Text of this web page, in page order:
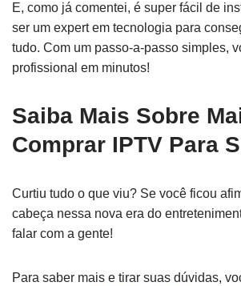
E, como já comentei, é super fácil de
ser um expert em tecnologia para
tudo. Com um passo-a-passo simples,
profissional em minutos!
Saiba Mais Sobre
Comprar IPTV Para
Curtiu tudo o que viu? Se você ficou
cabeça nessa nova era do
falar com a gente!
Para saber mais e tirar suas dúvidas,